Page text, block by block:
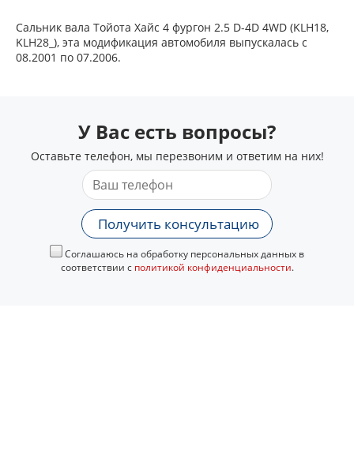
Сальник вала Тойота Хайс 4 фургон 2.5 D-4D 4WD (KLH18,
KLH28_), эта модификация автомобиля выпускалась с
08.2001 по 07.2006.
У Вас есть вопросы?
Оставьте телефон, мы перезвоним и ответим на них!
Получить консультацию
Соглашаюсь на обработку персональных данных в
соответствии с политикой конфиденциальности.